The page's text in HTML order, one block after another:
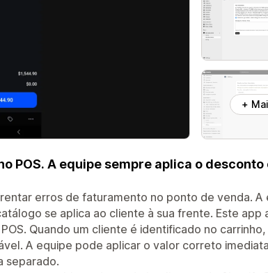
+
POS. A equipe sempre aplica o
erros de faturamento no ponto de venda. A
se aplica ao cliente à sua frente. Este app
Quando um cliente é identificado no
A equipe pode aplicar o valor correto
separado.